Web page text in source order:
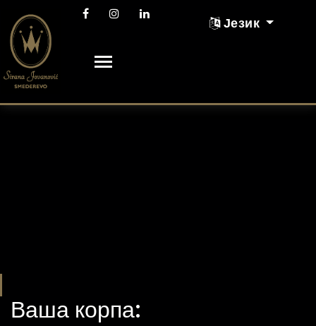
Језик
Ваша корпа: